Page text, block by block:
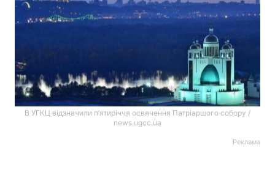
В УГКЦ відзначили п’ятиріччя освячення Патріаршого собору /
news.ugcc.ua
Реклама